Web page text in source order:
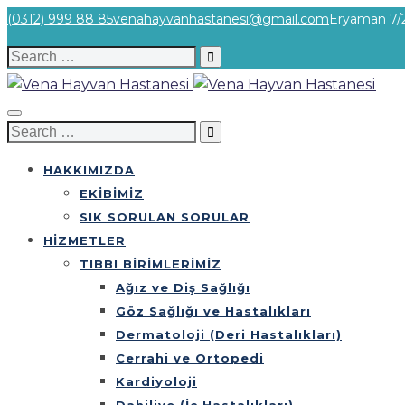
(0312) 999 88 85venahayvanhastanesi@gmail.comEryaman
Search
for:
Search
HAKKIMIZDA
EKİBİMİZ
SIK SORULAN SORULAR
HİZMETLER
TIBBI BİRİMLERİMİZ
Ağız ve Diş Sağlığı
Göz Sağlığı ve Hastalıkları
Dermatoloji (Deri Hastalıkları)
Cerrahi ve Ortopedi
Kardiyoloji